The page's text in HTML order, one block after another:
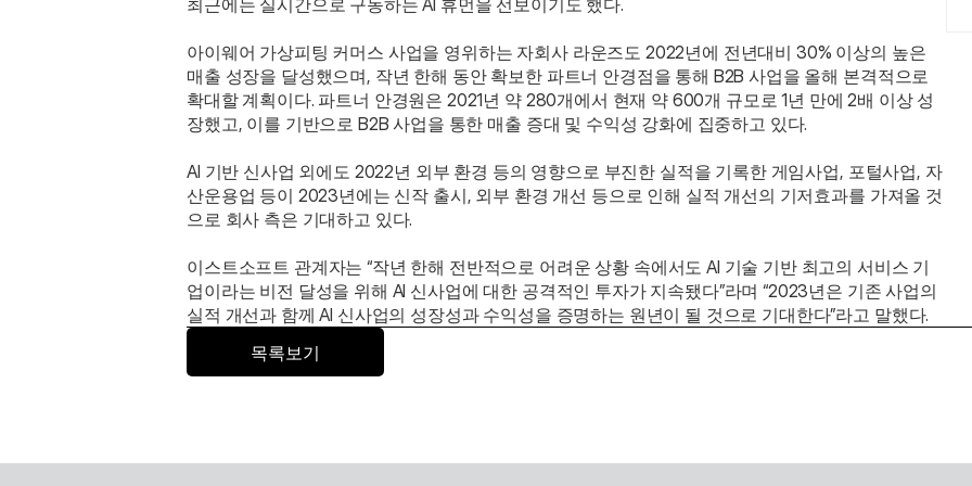
최근에는 실시간으로 구동하는 AI 휴먼을 선보이기도 했다.
아이웨어 가상피팅 커머스 사업을 영위하는 자회사 라운즈도 2022년에 전년대비 30% 이상의 높은
매출 성장을 달성했으며, 작년 한해 동안 확보한 파트너 안경점을 통해 B2B 사업을 올해 본격적으로
확대할 계획이다. 파트너 안경원은 2021년 약 280개에서 현재 약 600개 규모로 1년 만에 2배 이상 성
장했고, 이를 기반으로 B2B 사업을 통한 매출 증대 및 수익성 강화에 집중하고 있다.
AI 기반 신사업 외에도 2022년 외부 환경 등의 영향으로 부진한 실적을 기록한 게임사업, 포털사업, 자
산운용업 등이 2023년에는 신작 출시, 외부 환경 개선 등으로 인해 실적 개선의 기저효과를 가져올 것
으로 회사 측은 기대하고 있다.
이스트소프트 관계자는 “작년 한해 전반적으로 어려운 상황 속에서도 AI 기술 기반 최고의 서비스 기
업이라는 비전 달성을 위해 AI 신사업에 대한 공격적인 투자가 지속됐다”라며 “2023년은 기존 사업의
실적 개선과 함께 AI 신사업의 성장성과 수익성을 증명하는 원년이 될 것으로 기대한다”라고 말했다.
목록보기